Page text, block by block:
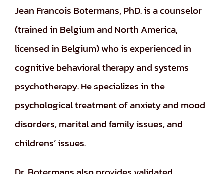
Jean Francois Botermans, PhD. is a counselor
(trained in Belgium and North America,
licensed in Belgium) who is experienced in
cognitive behavioral therapy and systems
psychotherapy. He specializes in the
psychological treatment of anxiety and mood
disorders, marital and family issues, and
childrens’ issues.